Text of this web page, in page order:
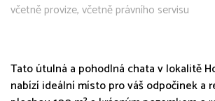
včetně provize, včetně právního servisu
Tato útulná a pohodlná chata v lokalitě
nabízí ideální místo pro váš odpočinek a